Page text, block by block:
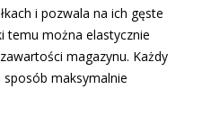
i pozwala na ich gęste
temu można elastycznie
magazynu. Każdy
maksymalnie